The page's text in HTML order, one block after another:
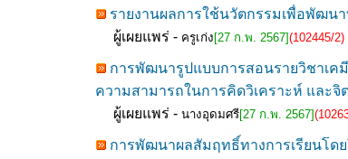
รายงานผลการใช้นวัตกรรมเพื่อพัฒน
ผู้เผยแพร่ - ครูเก่ง [27 ก.พ. 2567](102445/2)
การพัฒนารูปแบบการสอนรายวิชาเคมี
ความสามารถในการคิดวิเคราะห์ และจิ
ผู้เผยแพร่ - นางอุดมศรี[27 ก.พ. 2567]
การพัฒนาผลสัมฤทธิ์ทางการเรียนโด